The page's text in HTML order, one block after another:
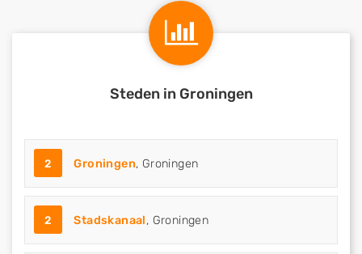
Steden in Groningen
2 Groningen, Groningen
2 Stadskanaal, Groningen